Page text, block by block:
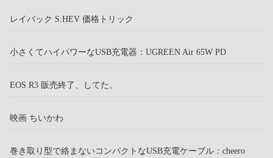
レイバック S:HEV 価格トリック
小さくてハイパワーなUSB充電器：UGREEN Air 65W PD
EOS R3 販売終了、してた。
映画 ちいかわ
巻き取り型で絡まないコンパクトなUSB充電ケーブル：cheero